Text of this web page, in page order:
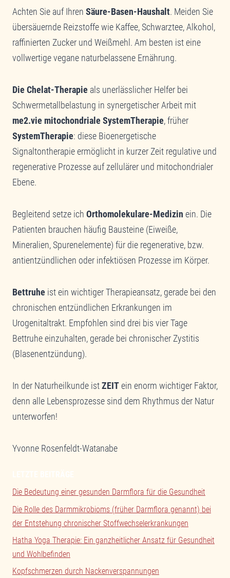
Achten Sie auf Ihren Säure-Basen-Haushalt. Meiden Sie
übersäuernde Reizstoffe wie Kaffee, Schwarztee, Alkohol,
raffinierten Zucker und Weißmehl. Am besten ist eine
vollwertige vegane naturbelassene Ernährung.
Die Chelat-Therapie als unerlässlicher Helfer bei
Schwermetallbelastung in synergetischer Arbeit mit
me2.vie mitochondriale SystemTherapie, früher
SystemTherapie: diese Bioenergetische
Signaltontherapie ermöglicht in kurzer Zeit regulative und
regenerative Prozesse auf zellulärer und mitochondrialer
Ebene.
Begleitend setze ich Orthomolekulare-Medizin ein. Die
Patienten brauchen häufig Bausteine (Eiweiße,
Mineralien, Spurenelemente) für die regenerative, bzw.
antientzündlichen oder infektiösen Prozesse im Körper.
Bettruhe ist ein wichtiger Therapieansatz, gerade bei den
chronischen entzündlichen Erkrankungen im
Urogenitaltrakt. Empfohlen sind drei bis vier Tage
Bettruhe einzuhalten, gerade bei chronischer Zystitis
(Blasenentzündung).
In der Naturheilkunde istZEITein enorm wichtiger Faktor,
denn alle Lebensprozesse sind dem Rhythmus der Natur
unterworfen!
Yvonne Rosenfeldt-Watanabe
Die Bedeutung einer gesunden Darmflora für die Gesundheit
Die Rolle des Darmmikrobioms (früher Darmflora genannt) bei
der Entstehung chronischer Stoffwechselerkrankungen
Hatha Yoga Therapie: Ein ganzheitlicher Ansatz für Gesundheit
und Wohlbefinden
Kopfschmerzen durch Nackenverspannungen